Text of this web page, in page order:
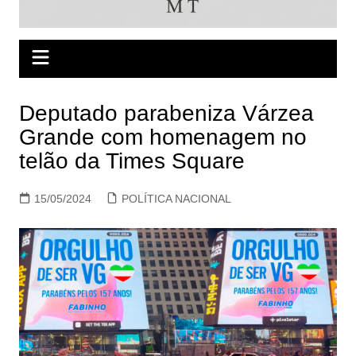
Deputado parabeniza Várzea
Grande com homenagem no
telão da Times Square
15/05/2024 POLÍTICA NACIONAL